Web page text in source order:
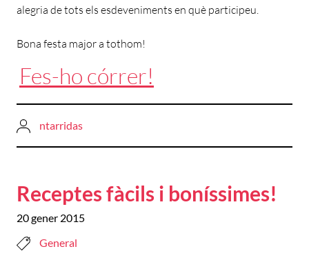
alegria de tots els esdeveniments en què participeu.
Bona festa major a tothom!
Fes-ho córrer!
ntarridas
Receptes fàcils i boníssimes!
20 gener 2015
General